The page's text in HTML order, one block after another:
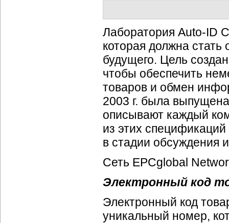
Лаборатория Auto-ID
которая должна стать
будущего. Цель
чтобы обеспечить
товаров и обмен
2003 г. была
описывают каждый
из этих
в стадии обсуждения
Сеть EPCglobal
Электронный код
Электронный код
уникальный номер,